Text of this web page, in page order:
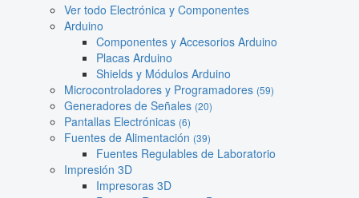
Ver todo Electrónica y Componentes
Arduino
Componentes y Accesorios Arduino
Placas Arduino
Shields y Módulos Arduino
Microcontroladores y Programadores (59)
Generadores de Señales (20)
Pantallas Electrónicas (6)
Fuentes de Alimentación (39)
Fuentes Regulables de Laboratorio
Impresión 3D
Impresoras 3D